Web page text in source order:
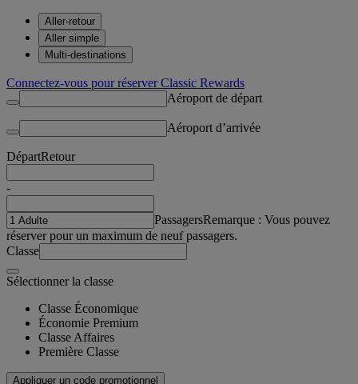
Aller-retour
Aller simple
Multi-destinations
Connectez-vous pour réserver Classic Rewards
Aéroport de départ
Aéroport d’arrivée
DépartRetour
-
PassagersRemarque : Vous pouvez
réserver pour un maximum de neuf passagers.
Classe
Sélectionner la classe
Classe Économique
Économie Premium
Classe Affaires
Première Classe
Appliquer un code promotionnel